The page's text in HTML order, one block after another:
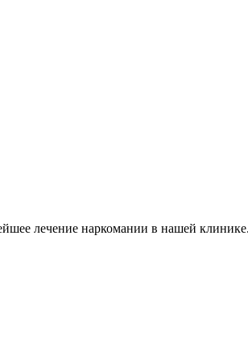
лечение наркомании в нашей